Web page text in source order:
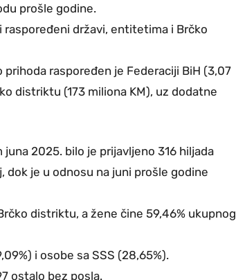
prošle godine.
raspoređeni državi, entitetima i Brčko
prihoda raspoređen je Federaciji BiH (3,07
distriktu (173 miliona KM), uz dodatne
2025. bilo je prijavljeno 316 hiljada
dok je u odnosu na juni prošle godine
distriktu, a žene čine 59,46% ukupnog
i osobe sa SSS (28,65%).
ostalo bez posla.